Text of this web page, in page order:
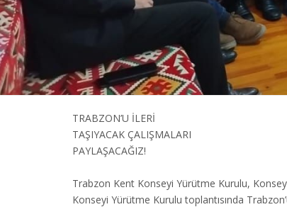
TRABZON’U İLERİ
TAŞIYACAK ÇALIŞMALARI
PAYLAŞACAĞIZ!
Trabzon Kent Konseyi Yürütme Kurulu,
Konseyi Yürütme Kurulu toplantısında